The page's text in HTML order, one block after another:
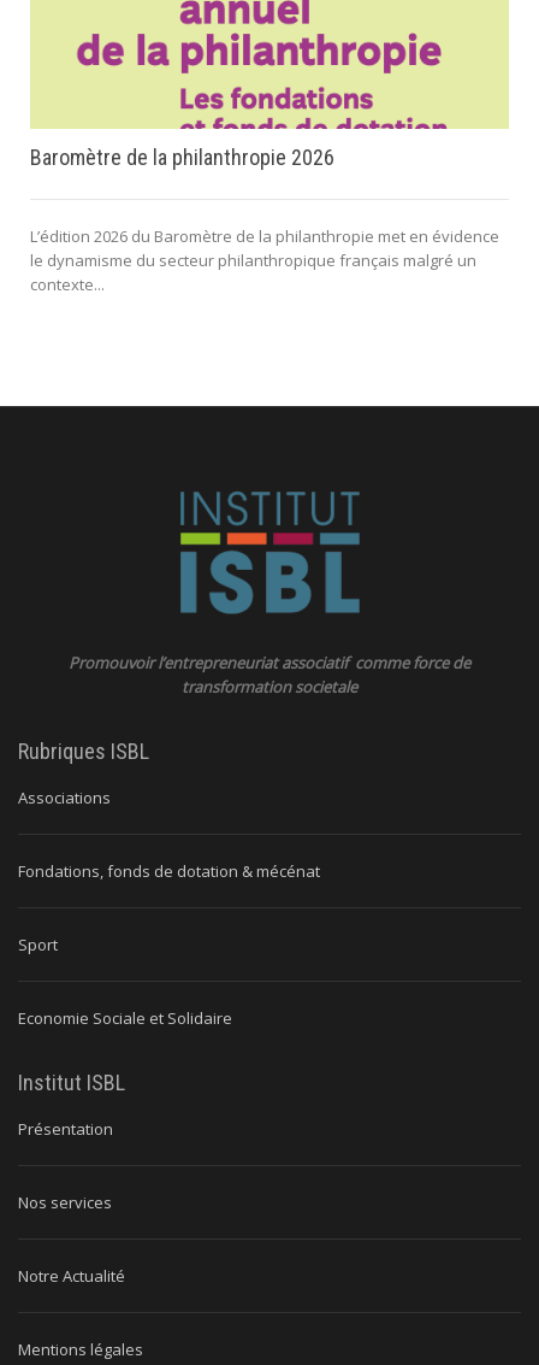
Baromètre de la philanthropie 2026
L’édition 2026 du Baromètre de la philanthropie met en évidence
le dynamisme du secteur philanthropique français malgré un
contexte...
Promouvoir l’entrepreneuriat associatif comme force de
transformation societale
Rubriques ISBL
Associations
Fondations, fonds de dotation & mécénat
Sport
Economie Sociale et Solidaire
Institut ISBL
Présentation
Nos services
Notre Actualité
Mentions légales